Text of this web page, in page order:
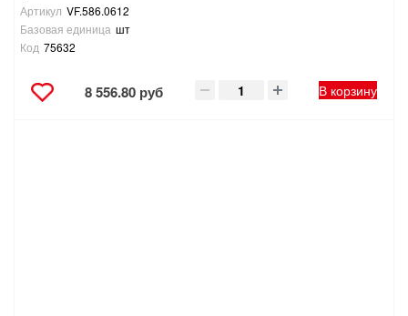
Артикул VF.586.0612
Базовая единица шт
Код 75632
8 556.80 руб В корзину